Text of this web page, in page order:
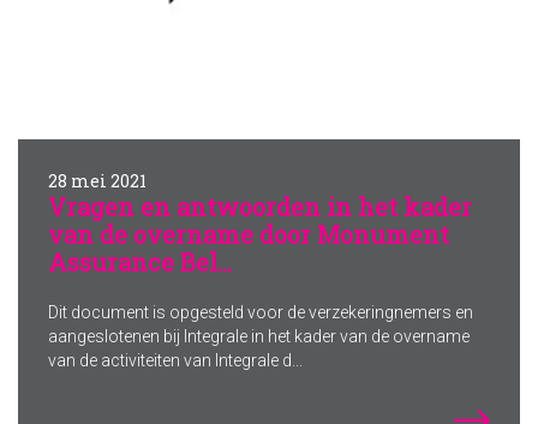
28 mei 2021
Vragen en antwoorden in het kader
van de overname door Monument
Assurance Bel...
Dit document is opgesteld voor de verzekeringnemers en
aangeslotenen bij Integrale in het kader van de overname
van de activiteiten van Integrale d...